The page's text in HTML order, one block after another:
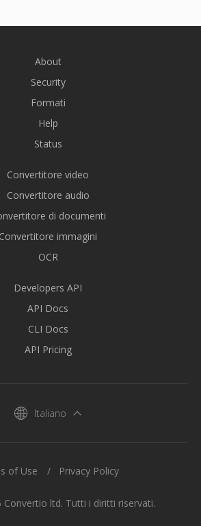
About
Security
Formati
Help
Status
Convertitore video
Convertitore audio
di documenti
Convertitore immagini
OCR
Developers API
API Docs
CLI Docs
API Pricing
Italiano
ltd. Tutti i diritti riservati.
of Use Privacy Policy